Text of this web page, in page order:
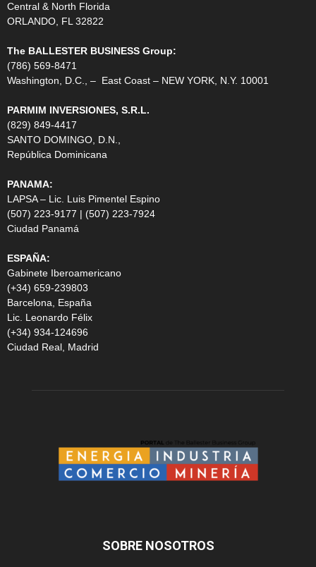
Central & North Florida
ORLANDO, FL 32822
The BALLESTER BUSINESS Group:
(786) 569-8471
Washington, D.C., – East Coast – NEW YORK, N.Y. 10001
PARMIM INVERSIONES, S.R.L.
(829) 849-4417
SANTO DOMINGO, D.N.,
República Dominicana
PANAMA:
LAPSA – Lic. Luis Pimentel Espino
(507) 223-9177 | (507) 223-7924
Ciudad Panamá
ESPAÑA:
Gabinete Iberoamericano
(+34) 659-239803
Barcelona, España
Lic. Leonardo Félix
(+34) 934-124696
Ciudad Real, Madrid
SOBRE NOSOTROS